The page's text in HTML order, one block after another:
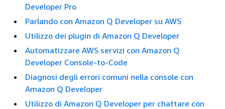
Developer Pro
Parlando con Amazon Q Developer su AWS
Utilizzo dei plugin di Amazon Q Developer
Automatizzare AWS servizi con Amazon Q
Developer Console-to-Code
Diagnosi degli errori comuni nella console con
Amazon Q Developer
Utilizzo di Amazon Q Developer per chattare con